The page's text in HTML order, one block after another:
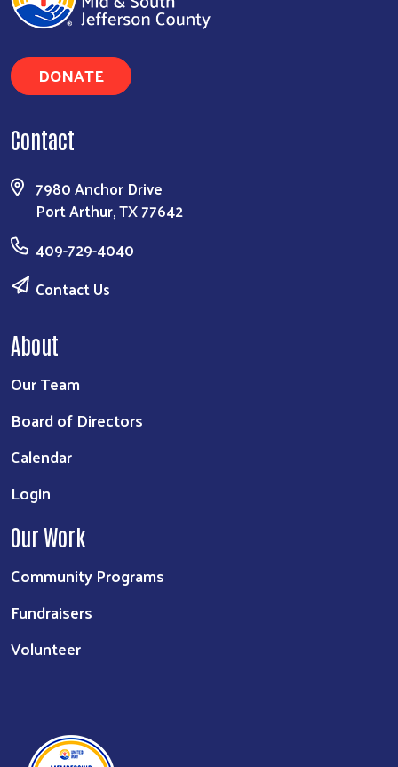
DONATE
Contact
7980 Anchor Drive
409-729-4040
Contact Us
About
Our Team
Board of Directors
Calendar
Login
Our Work
Community Programs
Fundraisers
Volunteer